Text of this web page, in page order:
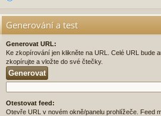
Generování a test
Generovat URL:
Ke zkopírování jen klikněte na URL. Celé URL bude
zkopírujte a vložte do své čtečky.
Otestovat feed:
Otevře URL v novém okně/panelu prohlížeče. Feed